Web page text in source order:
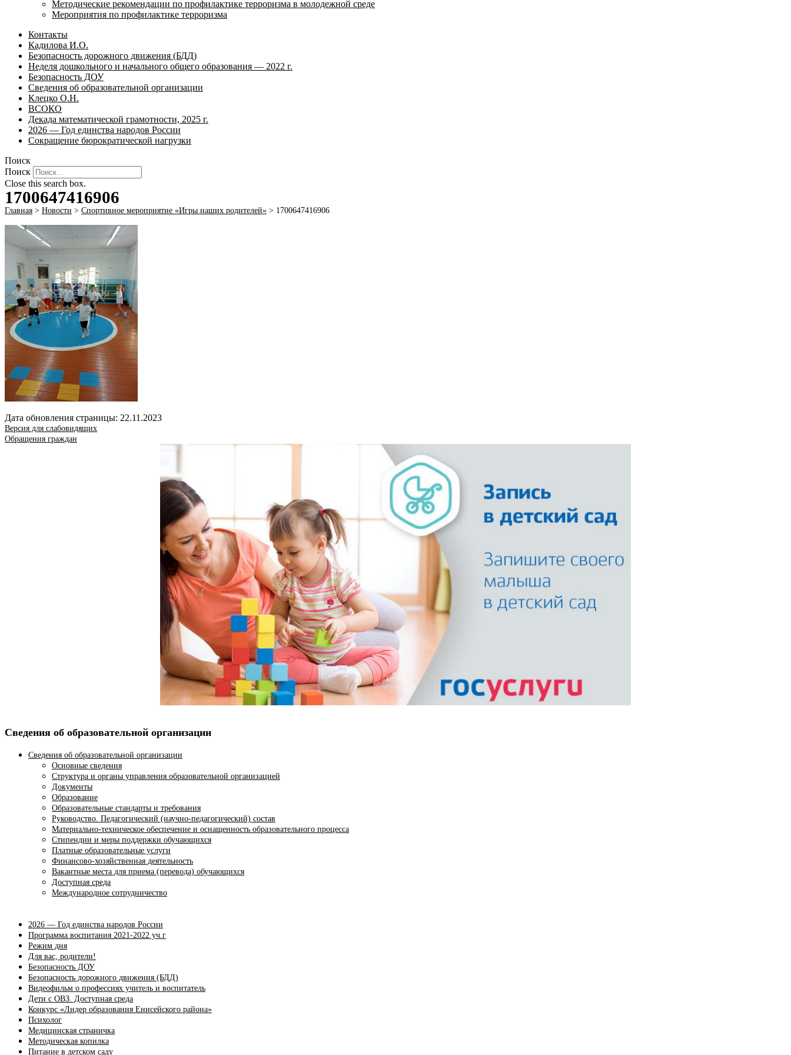
Методические рекомендации по профилактике терроризма в молодежной среде
Мероприятия по профилактике терроризма
Контакты
Кадилова И.О.
Безопасность дорожного движения (БДД)
Неделя дошкольного и начального общего образования — 2022 г.
Безопасность ДОУ
Сведения об образовательной организации
Клецко О.Н.
ВСОКО
Декада математической грамотности, 2025 г.
2026 — Год единства народов России
Сокращение бюрократической нагрузки
Поиск
Поиск
Close this search box.
1700647416906
Главная > Новости > Спортивное мероприятие «Игры наших родителей» > 1700647416906
Дата обновления страницы: 22.11.2023
Версия для слабовидящих
Обращения граждан
Сведения об образовательной организации
Сведения об образовательной организации
Основные сведения
Структура и органы управления образовательной организацией
Документы
Образование
Образовательные стандарты и требования
Руководство. Педагогический (научно-педагогический) состав
Материально-техническое обеспечение и оснащенность образовательного процесса
Стипендии и меры поддержки обучающихся
Платные образовательные услуги
Финансово-хозяйственная деятельность
Вакантные места для приема (перевода) обучающихся
Доступная среда
Международное сотрудничество
2026 — Год единства народов России
Программа воспитания 2021-2022 уч.г
Режим дня
Для вас, родители!
Безопасность ДОУ
Безопасность дорожного движения (БДД)
Видеофильм о профессиях учитель и воспитатель
Дети с ОВЗ. Доступная среда
Конкурс «Лидер образования Енисейского района»
Психолог
Медицинская страничка
Методическая копилка
Питание в детском саду